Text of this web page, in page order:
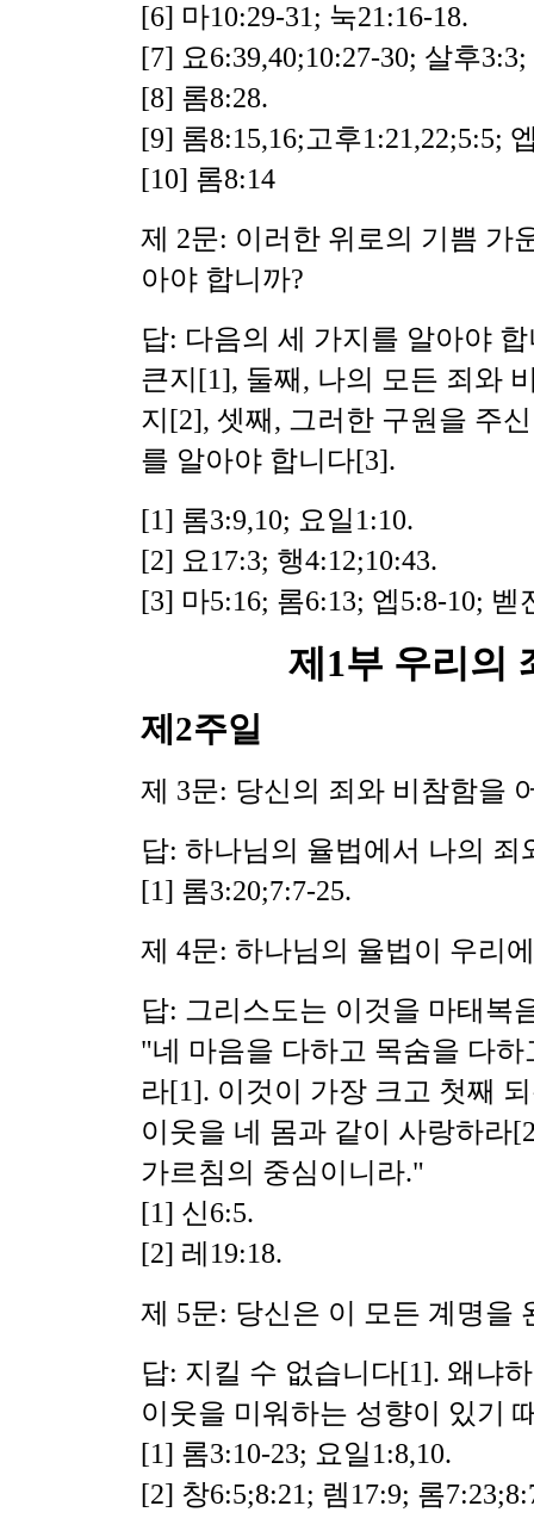
[6] 마10:29-31; 눅21:16-18.
[7] 요6:39,40;10:27-30; 살후
[8] 롬8:28.
[9] 롬8:15,16;고후1:21,22;5:5;
[10] 롬8:14
제 2문: 이러한 위로의 기쁨 가
아야 합니까?
답: 다음의 세 가지를 알아야
큰지 [1], 둘째, 나의 모든 죄와
지[2], 셋째, 그러한 구원을 주
를 알아야 합니다[3].
[1] 롬3:9,10; 요일1:10.
[2] 요17:3; 행4:12;10:43.
[3] 마5:16; 롬6:13; 엡5:8-10; 벧
제1부 우리의
제2주일
제 3문: 당신의 죄와 비참함을
답: 하나님의 율법에서 나의 죄
[1] 롬3:20;7:7-25.
제 4문: 하나님의 율법이 우리
답: 그리스도는 이것을 마태복
"네 마음을 다하고 목숨을 다
라[1]. 이것이 가장 크고 첫째
이웃을 네 몸과 같이 사랑하라
가르침의 중심이니라."
[1] 신6:5.
[2] 레19:18.
제 5문: 당신은 이 모든 계명을
답: 지킬 수 없습니다[1]. 왜냐
이웃을 미워하는 성향이 있기
[1] 롬3:10-23; 요일1:8,10.
[2] 창6:5;8:21; 렘17:9; 롬